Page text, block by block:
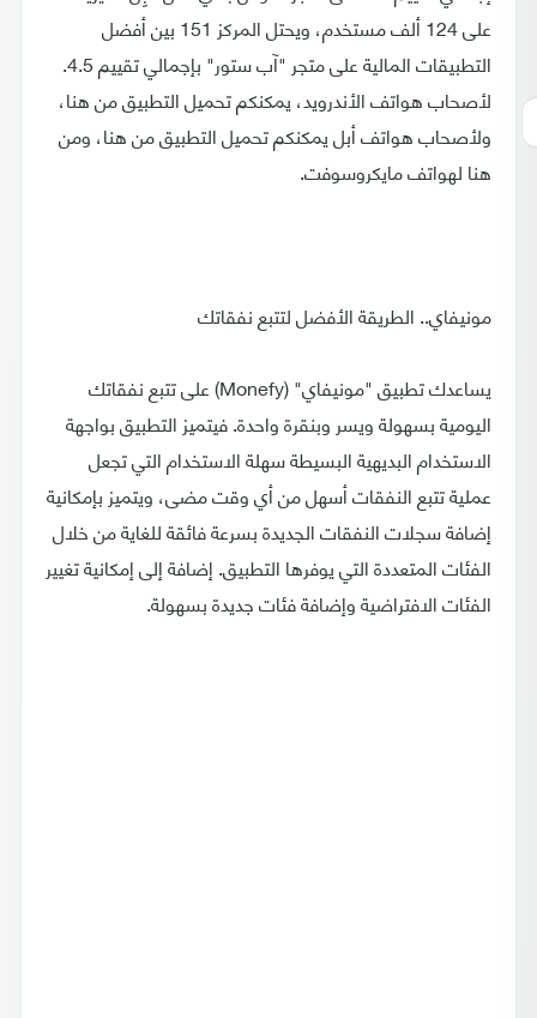
على 124 ألف مستخدم، ويحتل المركز 151 بين أفضل
التطبيقات المالية على متجر "آب ستور" بإجمالي تقييم 4.5.
لأصحاب هواتف الأندرويد، يمكنكم تحميل التطبيق من هنا،
ولأصحاب هواتف أبل يمكنكم تحميل التطبيق من هنا، ومن
هنا لهواتف مايكروسوفت.
مونيفاي.. الطريقة الأفضل لتتبع نفقاتك
يساعدك تطبيق "مونيفاي" (Monefy) على تتبع نفقاتك
اليومية بسهولة ويسر وبنقرة واحدة. فيتميز التطبيق بواجهة
الاستخدام البديهية البسيطة سهلة الاستخدام التي تجعل
عملية تتبع النفقات أسهل من أي وقت مضى، ويتميز بإمكانية
إضافة سجلات النفقات الجديدة بسرعة فائقة للغاية من خلال
الفئات المتعددة التي يوفرها التطبيق. إضافة إلى إمكانية تغيير
الفئات الافتراضية وإضافة فئات جديدة بسهولة.